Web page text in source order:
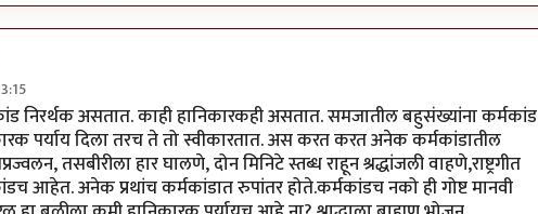
byसतिश गावडे
निरर्थक असतात. काही हानिकारकही असतात. समजातील बहुसंख्यांना कर्मकांड
पर्याय दिला तरच ते तो स्वीकारतात. अस करत करत अनेक कर्मकांडातील
तसबीरीला हार घालणे, दोन मिनिटे स्तब्ध राहून श्रद्धांजली वाहणे,राष्ट्रगीत
आहेत. अनेक प्रथांच कर्मकांडात रुपांतर होते.कर्मकांडच नको ही गोष्ट मानवी